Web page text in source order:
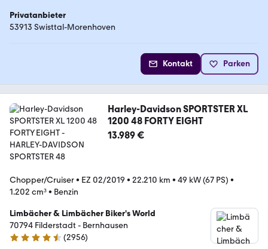
Privatanbieter
53913 Swisttal-Morenhoven
Kontakt Parken
Harley-Davidson SPORTSTER XL
1200 48 FORTY EIGHT
13.989 €
Chopper/Cruiser• EZ 02/2019 • 22.210 km • 49 kW (67 PS) •
1.202 cm³• Benzin
Limbächer & Limbächer Biker's World
70794 Filderstadt - Bernhausen
4.7 Sterne
(2956)